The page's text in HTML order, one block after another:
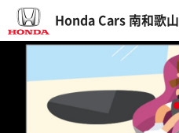
Honda Cars 南和歌山